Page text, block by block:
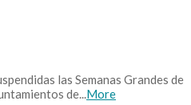
las Semanas Grandes de
de...More